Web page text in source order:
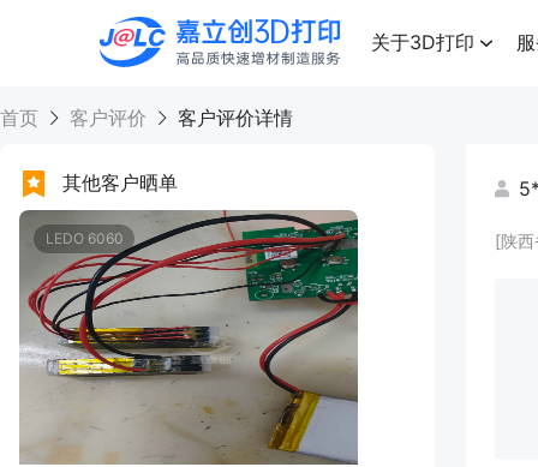
高品质快速增材制造服务
关于3D打印
首页 客户评价 客户评价详情
其他客户晒单
LEDO 6060 [陕